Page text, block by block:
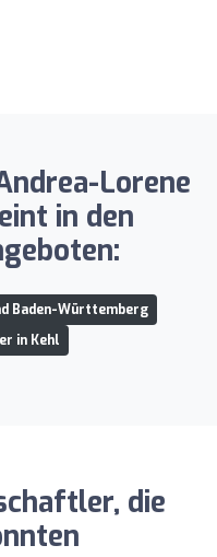
Lorene
in den
Baden-Württemberg
in Kehl
die